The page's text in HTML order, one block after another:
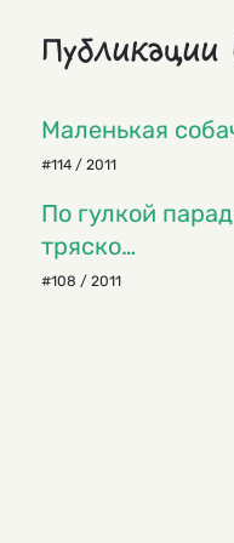
Маленькая
#114 / 2011
По гулкой
тряско…
#108 / 2011